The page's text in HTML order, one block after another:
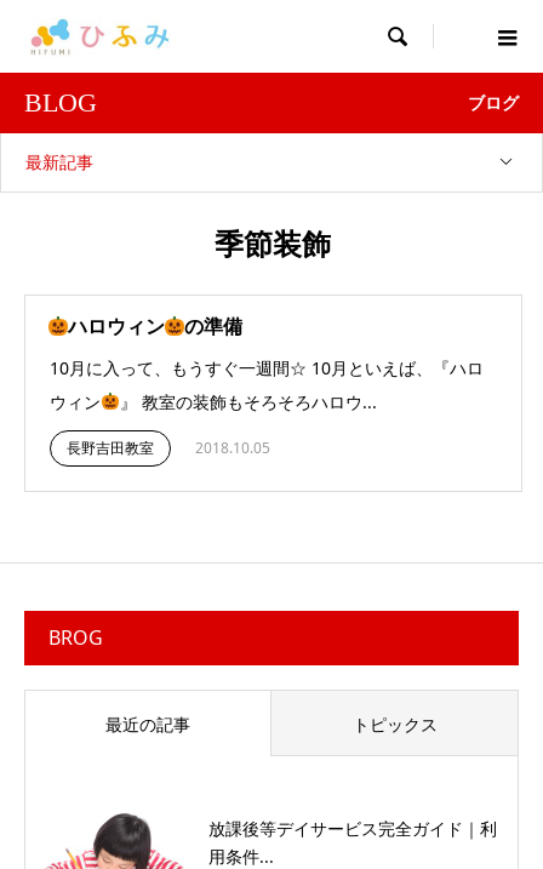

BLOG ブログ
最新記事
季節装飾
ハロウィン の準備
10月に入って、もうすぐ一週間☆ 10月といえば、『ハロ
ウィン
』 教室の装飾もそろそろハロウ...
長野吉田教室 2018.10.05
BROG
最近の記事 トピックス
放課後等デイサービス完全ガイド｜利
用条件...